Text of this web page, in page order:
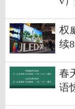
权
续
春
语